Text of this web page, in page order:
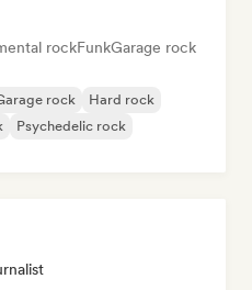
rockFunkGarage rock
rock
Hard rock
Psychedelic rock